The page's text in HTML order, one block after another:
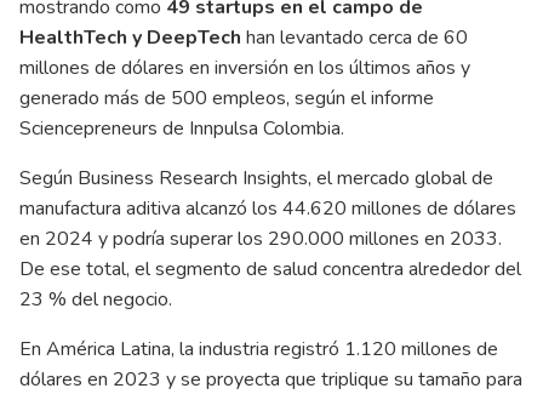
mostrando como 49 startups en el campo de
HealthTech y DeepTech han levantado cerca de 60
millones de dólares en inversión en los últimos años y
generado más de 500 empleos, según el informe
Sciencepreneurs de Innpulsa Colombia.
Según Business Research Insights, el mercado global de
manufactura aditiva alcanzó los 44.620 millones de dólares
en 2024 y podría superar los 290.000 millones en 2033.
De ese total, el segmento de salud concentra alrededor del
23 % del negocio.
En América Latina, la industria registró 1.120 millones de
dólares en 2023 y se proyecta que triplique su tamaño para